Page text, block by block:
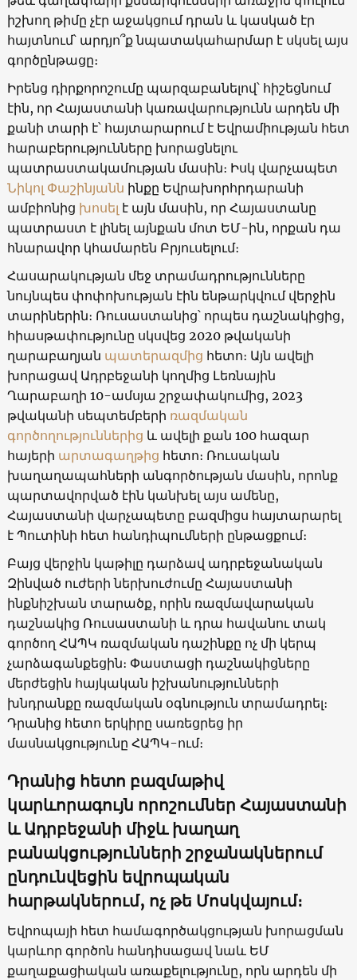
իշխող թիմը չէր աջակցում դրան և կասկած էր
հայտնում՝ արդյո՞ք նպատակահարմար է սկսել այս
գործընթացը։
Իրենց դիրքորոշումը պարզաբանելով՝ հիշեցնում
էին, որ Հայաստանի կառավարությունն արդեն մի
քանի տարի է՝ հայտարարում է Եվրամիության հետ
հարաբերությունները խորացնելու
պատրաստակամության մասին։ Իսկ վարչապետ
Նիկոլ Փաշինյանն ինքը Եվրախորհրդարանի
ամբիոնից խոսել է այն մասին, որ Հայաստանը
պատրաստ է լինել այնքան մոտ ԵՄ-ին, որքան դա
հնարավոր կհամարեն Բրյուսելում։
Հասարակության մեջ տրամադրությունները
նույնպես փոփոխության էին ենթարկվում վերջին
տարիներին։ Ռուսաստանից՝ որպես դաշնակիցից,
հիասթափությունը սկսվեց 2020 թվականի
ղարաբաղյան պատերազմից հետո։ Այն ավելի
խորացավ Ադրբեջանի կողմից Լեռնային
Ղարաբաղի 10-ամսյա շրջափակումից, 2023
թվականի սեպտեմբերի ռազմական
գործողություններից և ավելի քան 100 հազար
հայերի արտագաղթից հետո։ Ռուսական
խաղաղապահների անգործության մասին, որոնք
պարտավորված էին կանխել այս ամենը,
Հայաստանի վարչապետը բազմիցս հայտարարել
է Պուտինի հետ հանդիպումների ընթացքում։
Բայց վերջին կաթիլը դարձավ ադրբեջանական
Զինված ուժերի ներխուժումը Հայաստանի
ինքնիշխան տարածք, որին ռազմավարական
դաշնակից Ռուսաստանի և դրա հավանու տակ
գործող ՀԱՊԿ ռազմական դաշինքը ոչ մի կերպ
չարձագանքեցին։ Փաստացի դաշնակիցները
մերժեցին հայկական իշխանությունների
խնդրանքը ռազմական օգնություն տրամադրել։
Դրանից հետո երկիրը սառեցրեց իր
մասնակցությունը ՀԱՊԿ-ում։
Դրանից հետո բազմաթիվ
կարևորագույն որոշումներ Հայաստանի
և Ադրբեջանի միջև խաղաղ
բանակցությունների շրջանակներում
ընդունվեցին եվրոպական
հարթակներում, ոչ թե Մոսկվայում։
Եվրոպայի հետ համագործակցության խորացման
կարևոր գործոն հանդիսացավ նաև ԵՄ
քաղաքացիական առաքելությունը, որն արդեն մի